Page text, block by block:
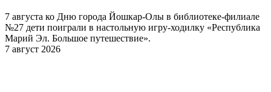
7 августа ко Дню города Йошкар-Олы в библиотеке-филиале
№27 дети поиграли в настольную игру-ходилку «Республика
Марий Эл. Большое путешествие».
7 август 2026